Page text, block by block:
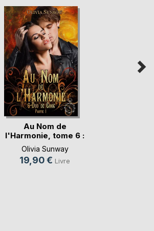
Au Nom de
l'Harmonie, tome 6 :
Duo(...)
Olivia Sunway
19,90 € Livre